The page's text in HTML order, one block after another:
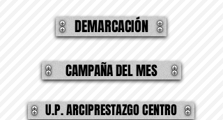
DEMARCACIÓN
CAMPAÑA DEL MES
U.P. ARCIPRESTAZGO CENTRO